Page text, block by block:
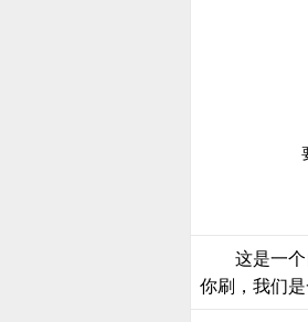
这是一
你刷，我们